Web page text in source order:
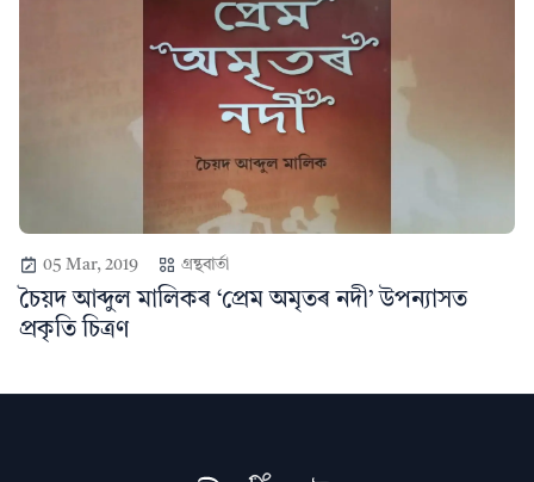
05 Mar, 2019 গ্ৰন্থবাৰ্তা
চৈয়দ আব্দুল মালিকৰ ‘প্ৰেম অমৃতৰ নদী’ উপন্যাসত
প্ৰকৃতি চিত্ৰণ